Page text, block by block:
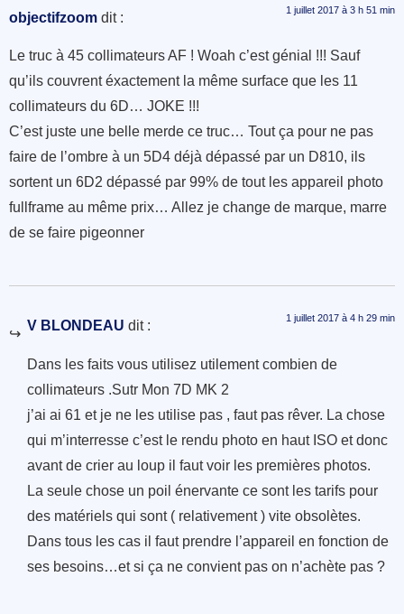
objectifzoom dit : 1 juillet 2017 à 3 h 51 min
Le truc à 45 collimateurs AF ! Woah c’est génial !!! Sauf
qu’ils couvrent éxactement la même surface que les 11
collimateurs du 6D… JOKE !!!
C’est juste une belle merde ce truc… Tout ça pour ne pas
faire de l’ombre à un 5D4 déjà dépassé par un D810, ils
sortent un 6D2 dépassé par 99% de tout les appareil photo
fullframe au même prix… Allez je change de marque, marre
de se faire pigeonner
V BLONDEAU dit : 1 juillet 2017 à 4 h 29 min
Dans les faits vous utilisez utilement combien de
collimateurs .Sutr Mon 7D MK 2
j’ai ai 61 et je ne les utilise pas , faut pas rêver. La chose
qui m’interresse c’est le rendu photo en haut ISO et donc
avant de crier au loup il faut voir les premières photos.
La seule chose un poil énervante ce sont les tarifs pour
des matériels qui sont ( relativement ) vite obsolètes.
Dans tous les cas il faut prendre l’appareil en fonction de
ses besoins…et si ça ne convient pas on n’achète pas ?